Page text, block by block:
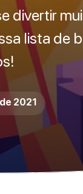
divertir
lista de
2021